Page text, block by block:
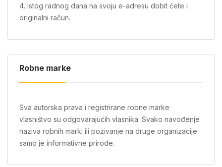
4. Istog radnog dana na svoju e-adresu dobit ćete i
originalni račun.
Robne marke
Sva autorska prava i registrirane robne marke
vlasništvo su odgovarajućih vlasnika. Svako navođenje
naziva robnih marki ili pozivanje na druge organizacije
samo je informativne prirode.